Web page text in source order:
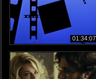
01:34:07